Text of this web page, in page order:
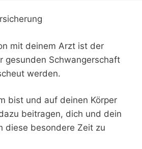
mit deinem Arzt ist der
gesunden Schwangerschaft
werden.
bist und auf deinen Körper
beitragen, dich und dein
diese besondere Zeit zu